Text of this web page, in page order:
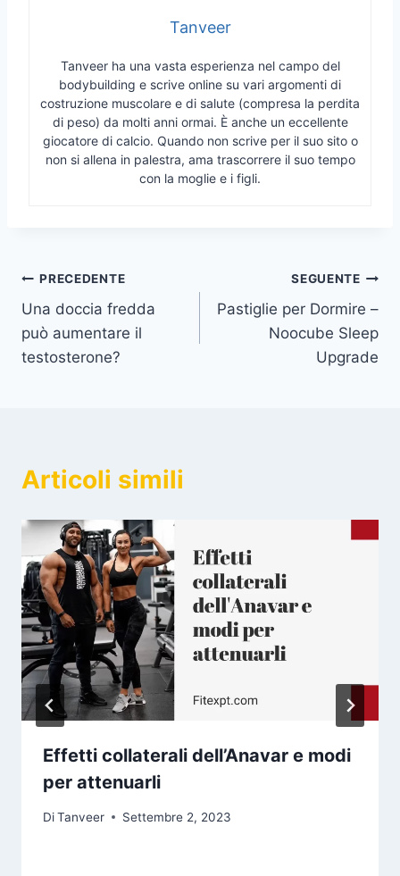
Tanveer
Tanveer ha una vasta esperienza nel campo del
bodybuilding e scrive online su vari argomenti di
costruzione muscolare e di salute (compresa la perdita
di peso) da molti anni ormai. È anche un eccellente
giocatore di calcio. Quando non scrive per il suo sito o
non si allena in palestra, ama trascorrere il suo tempo
con la moglie e i figli.
Navigazione
articoli
PRECEDENTE
Una doccia fredda
può aumentare il
testosterone?
SEGUENTE
Pastiglie per Dormire –
Noocube Sleep
Upgrade
Articoli simili
Effetti collaterali dell’Anavar e modi
per attenuarli
DiTanveer Settembre 2, 2023